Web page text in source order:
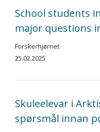
School students
major questions
Forskerhjørnet
25.02.2025
Skuleelevar i
spørsmål innan